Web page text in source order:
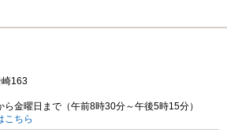
163
金曜日まで（午前8時30分～午後5時15分）
こちら